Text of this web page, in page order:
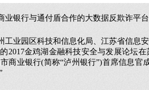
业银行与通付盾合作的大数据反欺诈平
工业园区科技和信息化局、江苏省信息
2017金鸡湖金融科技安全与发展论坛
商业银行(简称“泸州银行”)首席信息官